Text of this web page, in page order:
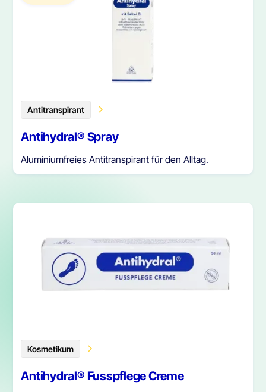
Antitranspirant
Antihydral® Spray
Aluminiumfreies Antitranspirant für den Alltag.
Kosmetikum
Antihydral® Fusspflege Creme